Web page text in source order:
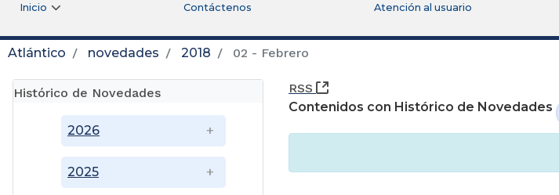
Inicio Contáctenos Atención al usuario
Atlántico novedades 2018 02 - Febrero
Histórico de Novedades
2025
2026
RSS
(Abre una nueva ventana)
Contenidos con Histórico de Novedades